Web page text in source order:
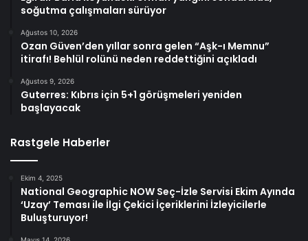
soğutma çalışmaları sürüyor
Ağustos 10, 2026
Ozan Güven’den yıllar sonra gelen “Aşk-ı Memnu”
itirafı! Behlül rolünü neden reddettiğini açıkladı
Ağustos 9, 2026
Guterres: Kıbrıs için 5+1 görüşmeleri yeniden
başlayacak
Rastgele Haberler
Ekim 4, 2025
National Geographic NOW Seç-İzle Servisi Ekim Ayında
‘Uzay’ Teması ile İlgi Çekici İçeriklerini İzleyicilerle
Buluşturuyor!